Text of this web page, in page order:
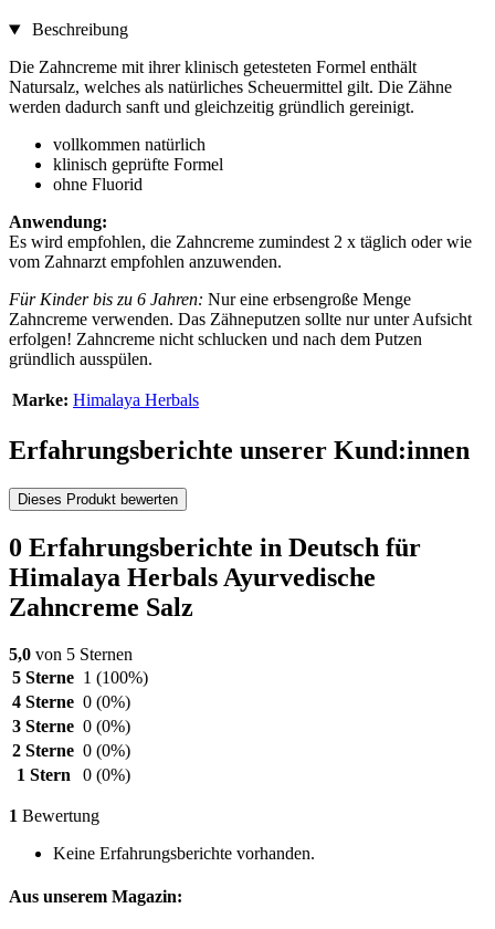
Beschreibung
Die Zahncreme mit ihrer klinisch getesteten Formel enthält
Natursalz, welches als natürliches Scheuermittel gilt. Die Zähne
werden dadurch sanft und gleichzeitig gründlich gereinigt.
vollkommen natürlich
klinisch geprüfte Formel
ohne Fluorid
Anwendung:
Es wird empfohlen, die Zahncreme zumindest 2 x täglich oder wie
vom Zahnarzt empfohlen anzuwenden.
Für Kinder bis zu 6 Jahren: Nur eine erbsengroße Menge
Zahncreme verwenden. Das Zähneputzen sollte nur unter Aufsicht
erfolgen! Zahncreme nicht schlucken und nach dem Putzen
gründlich ausspülen.
Marke: Himalaya Herbals
Erfahrungsberichte unserer Kund:innen
Dieses Produkt bewerten
0 Erfahrungsberichte in Deutsch für
Himalaya Herbals Ayurvedische
Zahncreme Salz
5,0 von 5 Sternen
5 Sterne 1 (100%)
4 Sterne 0 (0%)
3 Sterne 0 (0%)
2 Sterne 0 (0%)
1 Stern
0 (0%)
1 Bewertung
Keine Erfahrungsberichte vorhanden.
Aus unserem Magazin: